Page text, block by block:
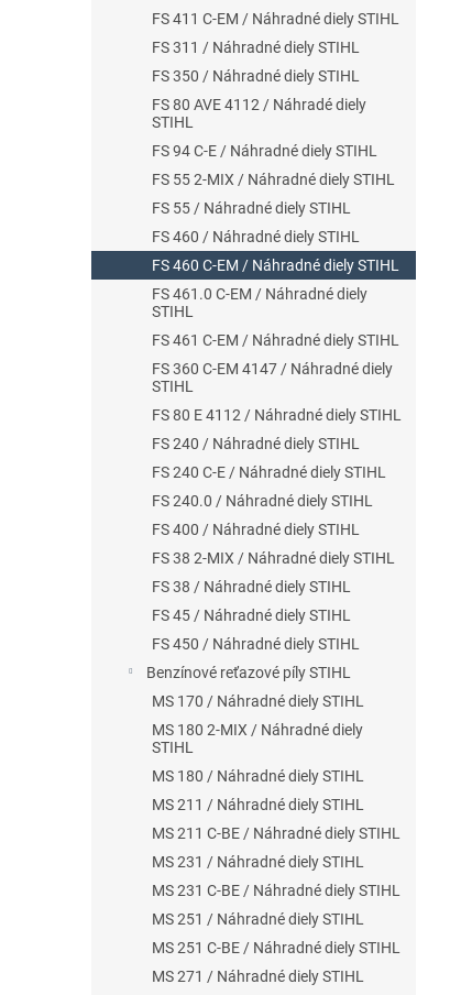
FS 411 C-EM / Náhradné diely STIHL
FS 311 / Náhradné diely STIHL
FS 350 / Náhradné diely STIHL
FS 80 AVE 4112 / Náhradé diely
STIHL
FS 94 C-E / Náhradné diely STIHL
FS 55 2-MIX / Náhradné diely STIHL
FS 55 / Náhradné diely STIHL
FS 460 / Náhradné diely STIHL
FS 460 C-EM / Náhradné diely STIHL
FS 461.0 C-EM / Náhradné diely
STIHL
FS 461 C-EM / Náhradné diely STIHL
FS 360 C-EM 4147 / Náhradné diely
STIHL
FS 80 E 4112 / Náhradné diely STIHL
FS 240 / Náhradné diely STIHL
FS 240 C-E / Náhradné diely STIHL
FS 240.0 / Náhradné diely STIHL
FS 400 / Náhradné diely STIHL
FS 38 2-MIX / Náhradné diely STIHL
FS 38 / Náhradné diely STIHL
FS 45 / Náhradné diely STIHL
FS 450 / Náhradné diely STIHL
Benzínové reťazové píly STIHL
MS 170 / Náhradné diely STIHL
MS 180 2-MIX / Náhradné diely
STIHL
MS 180 / Náhradné diely STIHL
MS 211 / Náhradné diely STIHL
MS 211 C-BE / Náhradné diely STIHL
MS 231 / Náhradné diely STIHL
MS 231 C-BE / Náhradné diely STIHL
MS 251 / Náhradné diely STIHL
MS 251 C-BE / Náhradné diely STIHL
MS 271 / Náhradné diely STIHL